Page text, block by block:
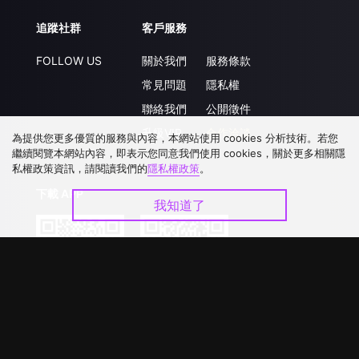
追蹤社群
FOLLOW US
客戶服務
關於我們
常見問題
聯絡我們
升級VIP
服務條款
隱私權
公開徵件
合作洽談
下載 APP
為提供您更多優質的服務與內容，本網站使用 cookies 分析技術。若您
繼續閱覽本網站內容，即表示您同意我們使用 cookies，關於更多相關隱
私權政策資訊，請閱讀我們的隱私權政策。
我知道了